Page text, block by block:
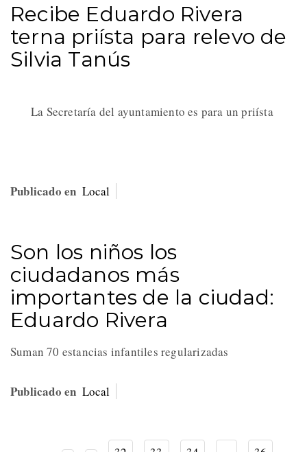
Recibe Eduardo Rivera
terna priísta para relevo de
Silvia Tanús
La Secretaría del ayuntamiento es para un priísta
Publicado en Local
Son los niños los
ciudadanos más
importantes de la ciudad:
Eduardo Rivera
Suman 70 estancias infantiles regularizadas
Publicado en Local